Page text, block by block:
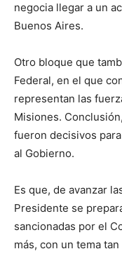
negocia llegar a un
Buenos Aires.
Otro bloque que
Federal, en el que
representan las
Misiones.
fueron decisivos
al Gobierno.
Es que, de avanzar
Presidente se
sancionadas por el
más, con un tema